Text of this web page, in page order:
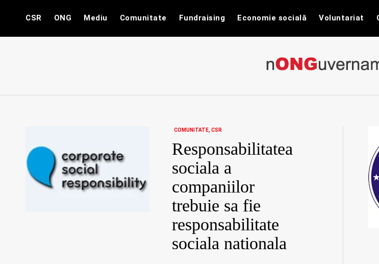
CSR ONG Mediu Comunitate Fundraising Economie socială Voluntariat
COMUNITATE CSR
Responsabilitatea
sociala a
companiilor
trebuie sa fie
responsabilitate
sociala nationala